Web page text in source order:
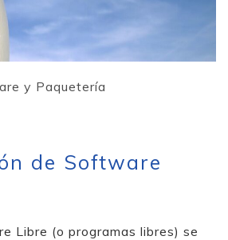
y Paquetería
de Software
Libre (o programas libres) se